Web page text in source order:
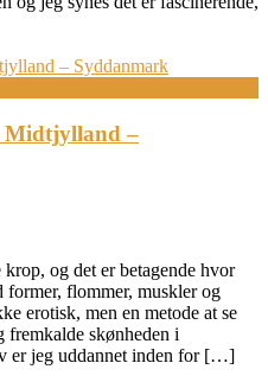
Midtjylland –
og det er betagende hvor
former, flommer, muskler og
erotisk, men en metode at se
fremkalde skønheden i
er jeg uddannet inden for […]